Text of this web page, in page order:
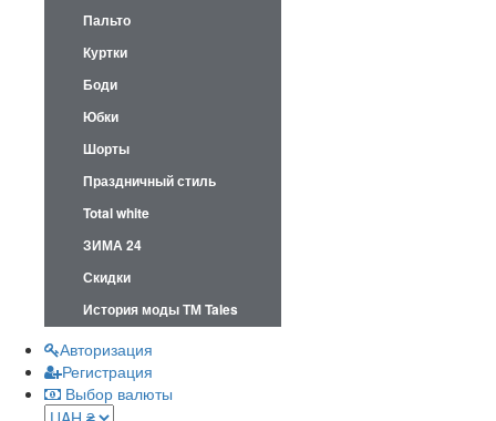
Пальто
Куртки
Боди
Юбки
Шорты
Праздничный стиль
Total white
ЗИМА 24
Скидки
История моды ТМ Tales
Авторизация
Регистрация
Выбор валюты